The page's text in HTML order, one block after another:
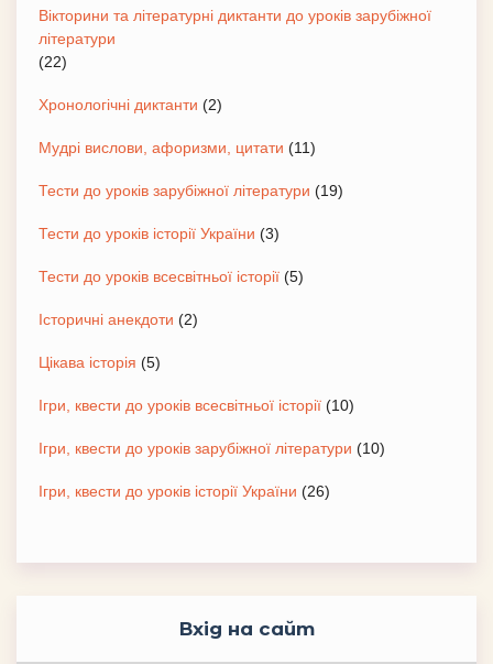
Вікторини та літературні диктанти до уроків зарубіжної
літератури
(22)
Хронологічні диктанти (2)
Мудрі вислови, афоризми, цитати (11)
Тести до уроків зарубіжної літератури (19)
Тести до уроків історії України (3)
Тести до уроків всесвітньої історії (5)
Історичні анекдоти (2)
Цікава історія (5)
Ігри, квести до уроків всесвітньої історії (10)
Ігри, квести до уроків зарубіжної літератури (10)
Ігри, квести до уроків історії України (26)
Вхід на сайт